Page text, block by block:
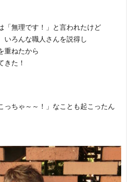
「無理です！」と言われたけど
いろんな職人さんを説得し
重ねたから
きた！
っちゃ～～！」なことも起こったん